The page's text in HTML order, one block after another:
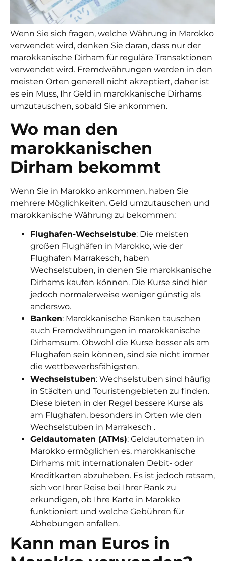
Wenn Sie sich fragen, welche Währung in Marokko
verwendet wird, denken Sie daran, dass nur der
marokkanische Dirham für reguläre Transaktionen
verwendet wird. Fremdwährungen werden in den
meisten Orten generell nicht akzeptiert, daher ist
es ein Muss, Ihr Geld in marokkanische Dirhams
umzutauschen, sobald Sie ankommen.
Wo man den
marokkanischen
Dirham bekommt
Wenn Sie in Marokko ankommen, haben Sie
mehrere Möglichkeiten, Geld umzutauschen und
marokkanische Währung zu bekommen:
Flughafen-Wechselstube: Die meisten
großen Flughäfen in Marokko, wie der
Flughafen Marrakesch, haben
Wechselstuben, in denen Sie marokkanische
Dirhams kaufen können. Die Kurse sind hier
jedoch normalerweise weniger günstig als
anderswo.
Banken: Marokkanische Banken tauschen
auch Fremdwährungen in marokkanische
Dirhamsum. Obwohl die Kurse besser als am
Flughafen sein können, sind sie nicht immer
die wettbewerbsfähigsten.
Wechselstuben: Wechselstuben sind häufig
in Städten und Touristengebieten zu finden.
Diese bieten in der Regel bessere Kurse als
am Flughafen, besonders in Orten wie den
Wechselstuben in Marrakesch .
Geldautomaten (ATMs): Geldautomaten in
Marokko ermöglichen es, marokkanische
Dirhams mit internationalen Debit- oder
Kreditkarten abzuheben. Es ist jedoch ratsam,
sich vor Ihrer Reise bei Ihrer Bank zu
erkundigen, ob Ihre Karte in Marokko
funktioniert und welche Gebühren für
Abhebungen anfallen.
Kann man Euros in